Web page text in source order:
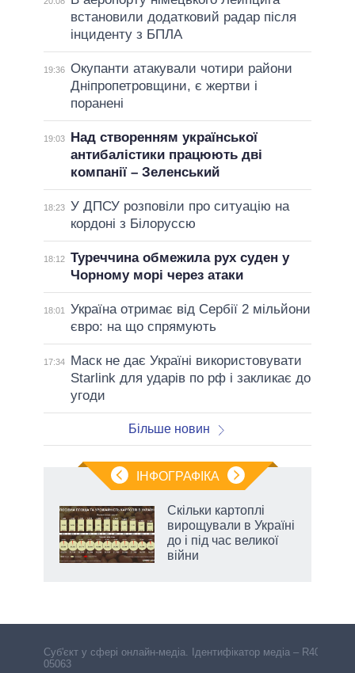
встановили додатковий радар після
інциденту з БПЛА
19:36 Окупанти атакували чотири райони
Дніпропетровщини, є жертви і
поранені
19:03
Над створенням української
антибалістики працюють дві
компанії – Зеленський
18:23 У ДПСУ розповіли про ситуацію на
кордоні з Білоруссю
18:12 Туреччина обмежила рух суден у
Чорному морі через атаки
18:01
Україна отримає від Сербії 2 мільйони
євро: на що спрямують
17:34
Маск не дає Україні використовувати
Starlink для ударів по рф і закликає до
угоди
Більше новин
ІНФОГРАФІКА
Скільки картоплі
вирощували в Україні
до і під час великої
війни
Cуб'єкт у сфері онлайн-медіа. Ідентифікатор медіа – R40-
05063